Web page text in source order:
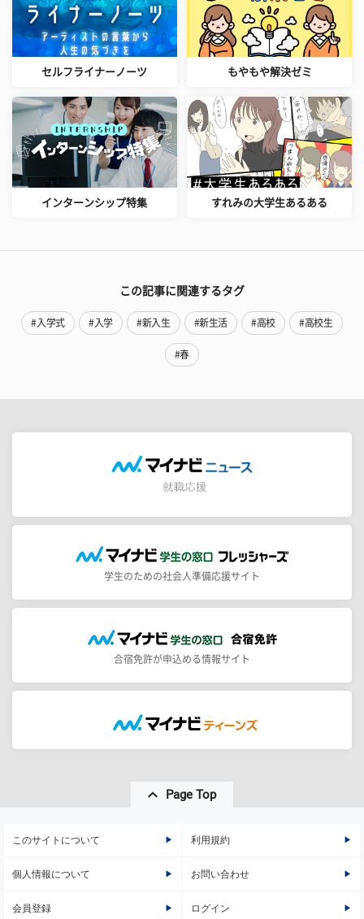
セルフライナーノーツ もやもや解決ゼミ
インターンシップ特集 すれみの大学生あるある
この記事に関連するタグ
#入学式 #入学 #新入生 #新生活 #高校 #高校生
#春
学生のための社会人準備応援サイト
合宿免許が申込める情報サイト
Page Top
このサイトについて 利用規約
個人情報について お問い合わせ
会員登録 ログイン